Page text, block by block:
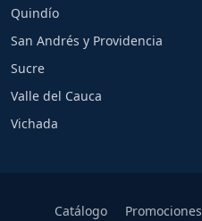
Quindío
San Andrés y Providencia
Sucre
Valle del Cauca
Vichada
Catálogo Promociones